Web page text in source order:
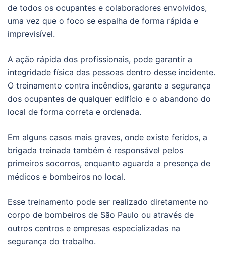
de todos os ocupantes e colaboradores envolvidos,
uma vez que o foco se espalha de forma rápida e
imprevisível.
A ação rápida dos profissionais, pode garantir a
integridade física das pessoas dentro desse incidente.
O treinamento contra incêndios, garante a segurança
dos ocupantes de qualquer edifício e o abandono do
local de forma correta e ordenada.
Em alguns casos mais graves, onde existe feridos, a
brigada treinada também é responsável pelos
primeiros socorros, enquanto aguarda a presença de
médicos e bombeiros no local.
Esse treinamento pode ser realizado diretamente no
corpo de bombeiros de São Paulo ou através de
outros centros e empresas especializadas na
segurança do trabalho.